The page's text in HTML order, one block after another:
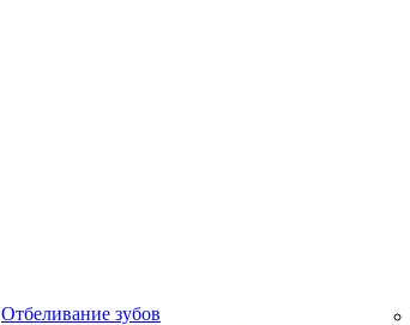
Отбеливание зубов